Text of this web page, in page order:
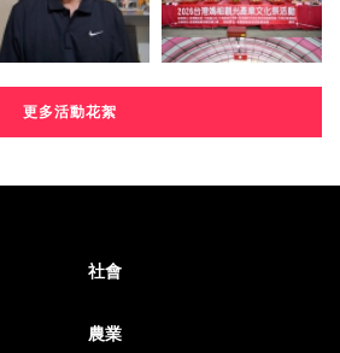
更多活動花絮
社會
農業